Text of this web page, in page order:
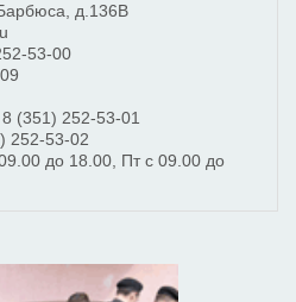
д.136В
53-00
8 (351) 252-53-01
252-53-02
до 18.00, Пт с 09.00 до